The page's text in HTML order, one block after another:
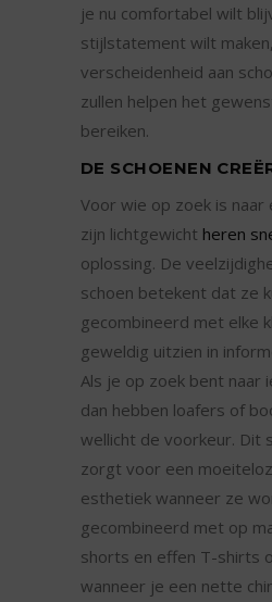
je nu comfortabel wilt
stijlstatement wilt
verscheidenheid aan
zullen helpen het
bereiken.
DE SCHOENEN
Voor wie op zoek is naar
zijn lichtgewicht heren
oplossing. De
schoen betekent dat ze
gecombineerd met elke
geweldig uitzien in
Als je op zoek bent naar
dan hebben loafers of
wellicht de voorkeur. Dit
zorgt voor een
esthetiek wanneer ze
gecombineerd met op
shorts en effen T-shirts
wanneer je een nette